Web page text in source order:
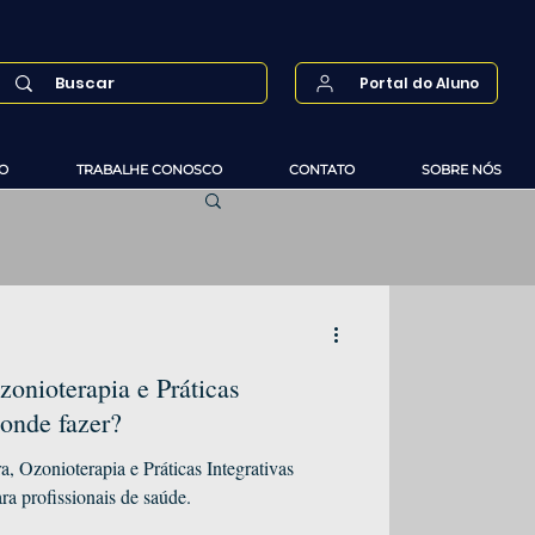
Portal do Aluno
TRABALHE CONOSCO CONTATO SOBRE NÓS
e Práticas
fazer?
Ozonioterapia e Práticas Integrativas
profissionais de saúde.